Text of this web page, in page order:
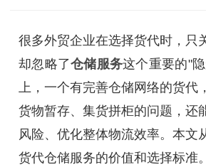
很多外贸企业在选择货代时，只
却忽略了仓储服务这个重要的"
上，一个有完善仓储网络的货代
货物暂存、集货拼柜的问题，还
风险、优化整体物流效率。本文
货代仓储服务的价值和选择标准。